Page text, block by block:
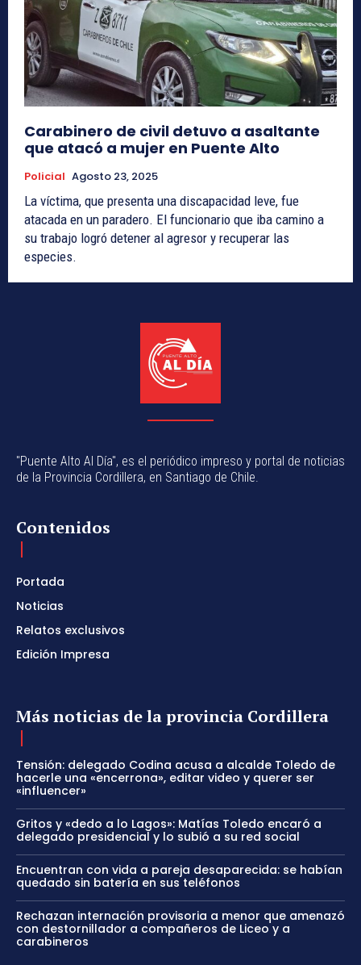
Carabinero de civil detuvo a asaltante
que atacó a mujer en Puente Alto
Policial Agosto 23, 2025
La víctima, que presenta una discapacidad leve, fue
atacada en un paradero. El funcionario que iba camino a
su trabajo logró detener al agresor y recuperar las
especies.
"Puente Alto Al Día", es el periódico impreso y portal de noticias
de la Provincia Cordillera, en Santiago de Chile.
Contenidos
Portada
Noticias
Relatos exclusivos
Edición Impresa
Más noticias de la provincia Cordillera
Tensión: delegado Codina acusa a alcalde Toledo de
hacerle una «encerrona», editar video y querer ser
«influencer»
Gritos y «dedo a lo Lagos»: Matías Toledo encaró a
delegado presidencial y lo subió a su red social
Encuentran con vida a pareja desaparecida: se habían
quedado sin batería en sus teléfonos
Rechazan internación provisoria a menor que amenazó
con destornillador a compañeros de Liceo y a
carabineros